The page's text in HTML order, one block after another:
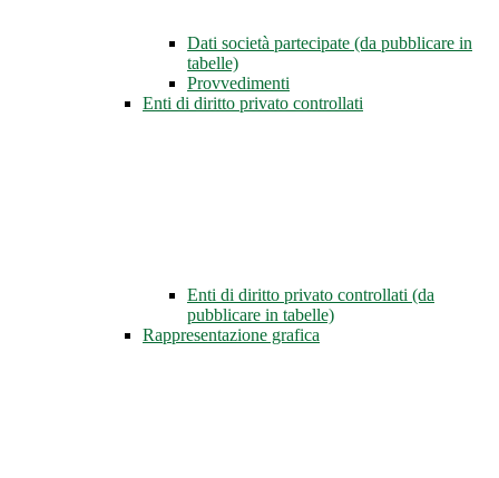
Dati società partecipate (da pubblicare in
tabelle)
Provvedimenti
Enti di diritto privato controllati
Enti di diritto privato controllati (da
pubblicare in tabelle)
Rappresentazione grafica